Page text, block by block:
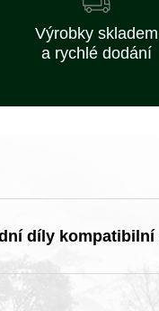
Výrobky skladem
a rychlé dodání
díly